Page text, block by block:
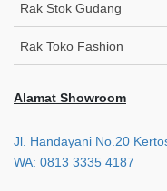
Rak Stok Gudang
Rak Toko Fashion
Alamat Showroom
Jl. Handayani No.20
WA: 0813 3335 4187